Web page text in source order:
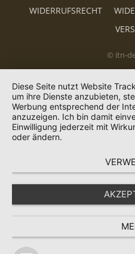
WIDERRUFSRECHT
© itn-
Diese Seite nutzt Website
um ihre Dienste anzubieten,
Werbung entsprechend der
anzuzeigen. Ich bin damit
Einwilligung jederzeit mit
oder ändern.